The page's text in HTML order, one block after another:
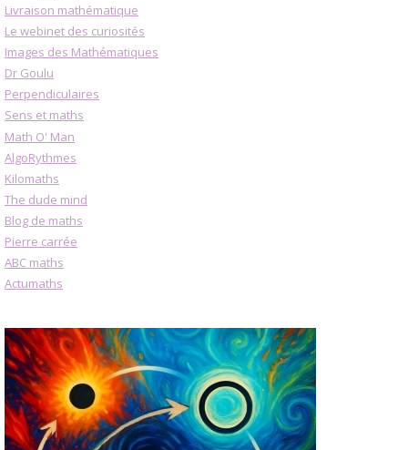
Livraison mathématique
Le webinet des curiosités
Images des Mathématiques
Dr Goulu
Perpendiculaires
Sens et maths
Math O' Man
AlgoRythmes
Kilomaths
The dude mind
Blog de maths
Pierre carrée
ABC maths
Actumaths